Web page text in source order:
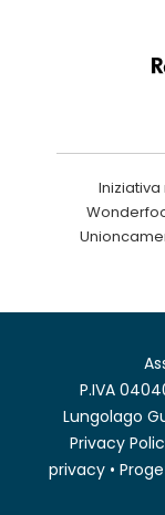
P.IVA
Lungolago
Privacy
privacy•